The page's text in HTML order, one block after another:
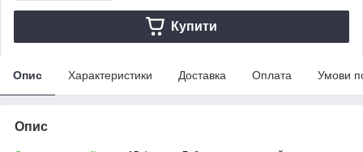
Купити
Опис Характеристики Доставка Оплата Умови
Опис